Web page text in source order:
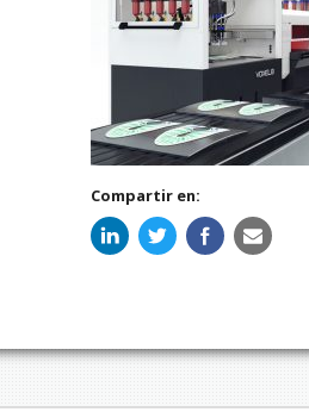
Compartir en: